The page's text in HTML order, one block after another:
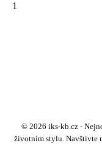
1
© 2026 iks-kb.cz -
životním stylu. Navštivte